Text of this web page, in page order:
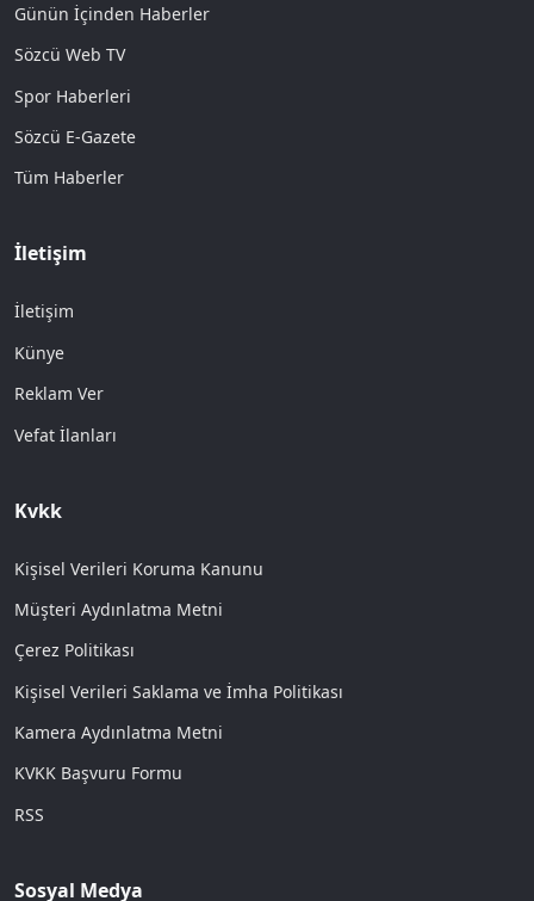
Günün İçinden Haberler
Sözcü Web TV
Spor Haberleri
Sözcü E-Gazete
Tüm Haberler
İletişim
İletişim
Künye
Reklam Ver
Vefat İlanları
Kvkk
Kişisel Verileri Koruma Kanunu
Müşteri Aydınlatma Metni
Çerez Politikası
Kişisel Verileri Saklama ve İmha Politikası
Kamera Aydınlatma Metni
KVKK Başvuru Formu
RSS
Sosyal Medya